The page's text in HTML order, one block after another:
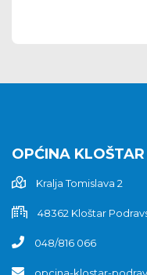
OPĆINA
Kralja Tomislava 2
48362 Kloštar
048/816 066
opcina-klostar-